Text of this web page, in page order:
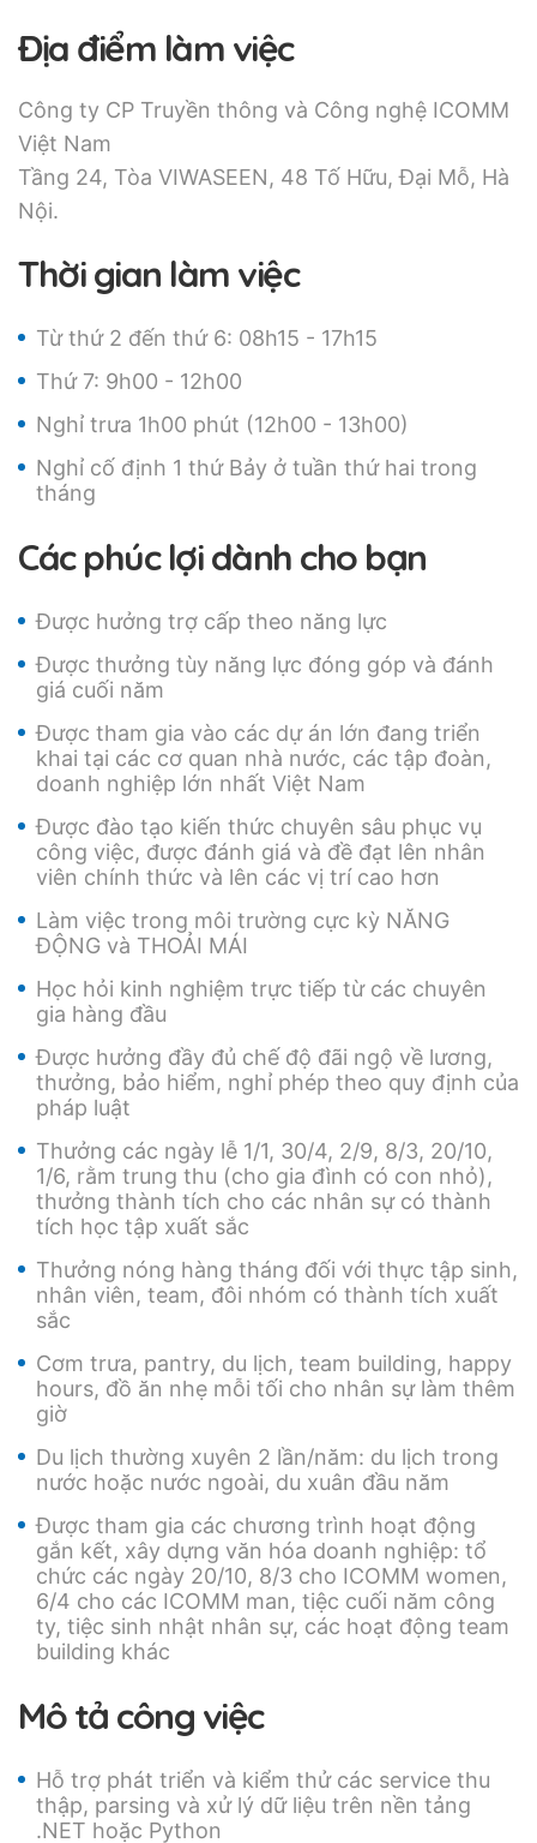
Địa điểm làm việc
Công ty CP Truyền thông và Công nghệ ICOMM
Việt Nam
Tầng 24, Tòa VIWASEEN, 48 Tố Hữu, Đại Mỗ, Hà
Nội.
Thời gian làm việc
Từ thứ 2 đến thứ 6: 08h15 - 17h15
Thứ 7: 9h00 - 12h00
Nghỉ trưa 1h00 phút (12h00 - 13h00)
Nghỉ cố định 1 thứ Bảy ở tuần thứ hai trong
tháng
Các phúc lợi dành cho bạn
Được hưởng trợ cấp theo năng lực
Được thưởng tùy năng lực đóng góp và đánh
giá cuối năm
Được tham gia vào các dự án lớn đang triển
khai tại các cơ quan nhà nước, các tập đoàn,
doanh nghiệp lớn nhất Việt Nam
Được đào tạo kiến thức chuyên sâu phục vụ
công việc, được đánh giá và đề đạt lên nhân
viên chính thức và lên các vị trí cao hơn
Làm việc trong môi trường cực kỳ NĂNG
ĐỘNG và THOẢI MÁI
Học hỏi kinh nghiệm trực tiếp từ các chuyên
gia hàng đầu
Được hưởng đầy đủ chế độ đãi ngộ về lương,
thưởng, bảo hiểm, nghỉ phép theo quy định của
pháp luật
Thưởng các ngày lễ 1/1, 30/4, 2/9, 8/3, 20/10,
1/6, rằm trung thu (cho gia đình có con nhỏ),
thưởng thành tích cho các nhân sự có thành
tích học tập xuất sắc
Thưởng nóng hàng tháng đối với thực tập sinh,
nhân viên, team, đôi nhóm có thành tích xuất
sắc
Cơm trưa, pantry, du lịch, team building, happy
hours, đồ ăn nhẹ mỗi tối cho nhân sự làm thêm
giờ
Du lịch thường xuyên 2 lần/năm: du lịch trong
nước hoặc nước ngoài, du xuân đầu năm
Được tham gia các chương trình hoạt động
gắn kết, xây dựng văn hóa doanh nghiệp: tổ
chức các ngày 20/10, 8/3 cho ICOMM women,
6/4 cho các ICOMM man, tiệc cuối năm công
ty, tiệc sinh nhật nhân sự, các hoạt động team
building khác
Mô tả công việc
Hỗ trợ phát triển và kiểm thử các service thu
thập, parsing và xử lý dữ liệu trên nền tảng
.NET hoặc Python